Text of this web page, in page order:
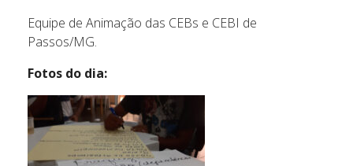
Equipe de Animação das CEBs e CEBI de
Passos/MG.
Fotos do dia: